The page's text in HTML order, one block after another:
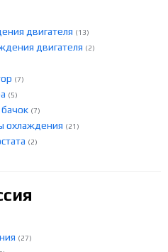
двигателя (13)
двигателя (2)
(7)
(5)
(7)
охлаждения (21)
(2)
(27)